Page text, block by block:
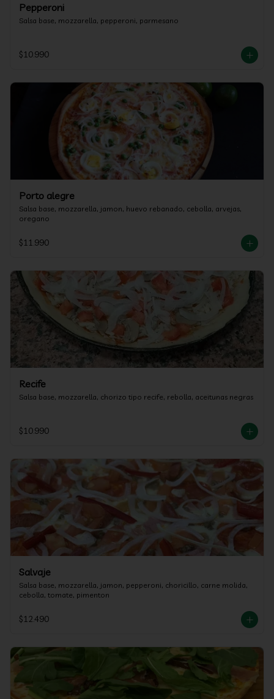
Pepperoni
Salsa base, mozzarella, pepperoni, parmesano
$10.990
Porto alegre
Salsa base, mozzarella, jamon, huevo rebanado, cebolla, arvejas,
oregano
$11.990
Recife
Salsa base, mozzarella, chorizo tipo recife, rebolla, aceitunas negras
$10.990
Salvaje
Salsa base, mozzarella, jamon, pepperoni, choricillo, carne molida,
cebolla, tomate, pimenton
$12.490